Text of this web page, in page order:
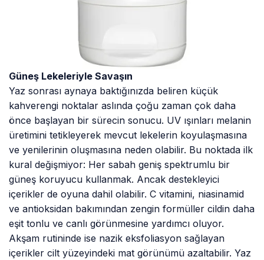
Güneş Lekeleriyle Savaşın
Yaz sonrası aynaya baktığınızda beliren küçük
kahverengi noktalar aslında çoğu zaman çok daha
önce başlayan bir sürecin sonucu. UV ışınları melanin
üretimini tetikleyerek mevcut lekelerin koyulaşmasına
ve yenilerinin oluşmasına neden olabilir. Bu noktada ilk
kural değişmiyor: Her sabah geniş spektrumlu bir
güneş koruyucu kullanmak. Ancak destekleyici
içerikler de oyuna dahil olabilir. C vitamini, niasinamid
ve antioksidan bakımından zengin formüller cildin daha
eşit tonlu ve canlı görünmesine yardımcı oluyor.
Akşam rutininde ise nazik eksfoliasyon sağlayan
içerikler cilt yüzeyindeki mat görünümü azaltabilir. Yaz